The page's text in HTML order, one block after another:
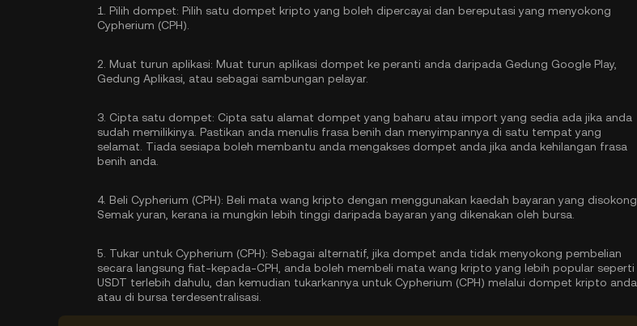
1. Pilih dompet: Pilih satu dompet kripto yang boleh dipercayai dan bereputasi yang menyokong
Cypherium (CPH).
2. Muat turun aplikasi: Muat turun aplikasi dompet ke peranti anda daripada Gedung Google Play,
Gedung Aplikasi, atau sebagai sambungan pelayar.
3. Cipta satu dompet: Cipta satu alamat dompet yang baharu atau import yang sedia ada jika anda
sudah memilikinya. Pastikan anda menulis frasa benih dan menyimpannya di satu tempat yang
selamat. Tiada sesiapa boleh membantu anda mengakses dompet anda jika anda kehilangan frasa
benih anda.
4. Beli Cypherium (CPH): Beli mata wang kripto dengan menggunakan kaedah bayaran yang disokong.
Semak yuran, kerana ia mungkin lebih tinggi daripada bayaran yang dikenakan oleh bursa.
5. Tukar untuk Cypherium (CPH): Sebagai alternatif, jika dompet anda tidak menyokong pembelian
secara langsung fiat-kepada-CPH, anda boleh membeli mata wang kripto yang lebih popular seperti
USDT terlebih dahulu, dan kemudian tukarkannya untuk Cypherium (CPH) melalui dompet kripto anda
atau di bursa terdesentralisasi.